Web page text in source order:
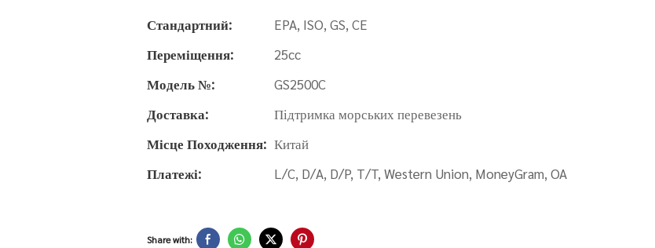
Стандартний:
EPA, ISO, GS, CE
Переміщення:
25cc
Модель №:
GS2500C
Доставка:
Підтримка морських перевезень
Місце Походження: Китай
Платежі:
L/C, D/A, D/P, T/T, Western Union, MoneyGram, OA
Share with: